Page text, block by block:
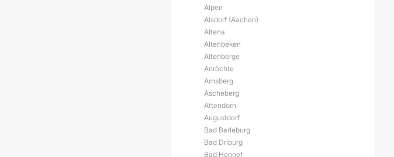
Alpen
Alsdorf (Aachen)
Altena
Altenbeken
Altenberge
Anröchte
Arnsberg
Ascheberg
Attendorn
Augustdorf
Bad Berleburg
Bad Driburg
Bad Honnef